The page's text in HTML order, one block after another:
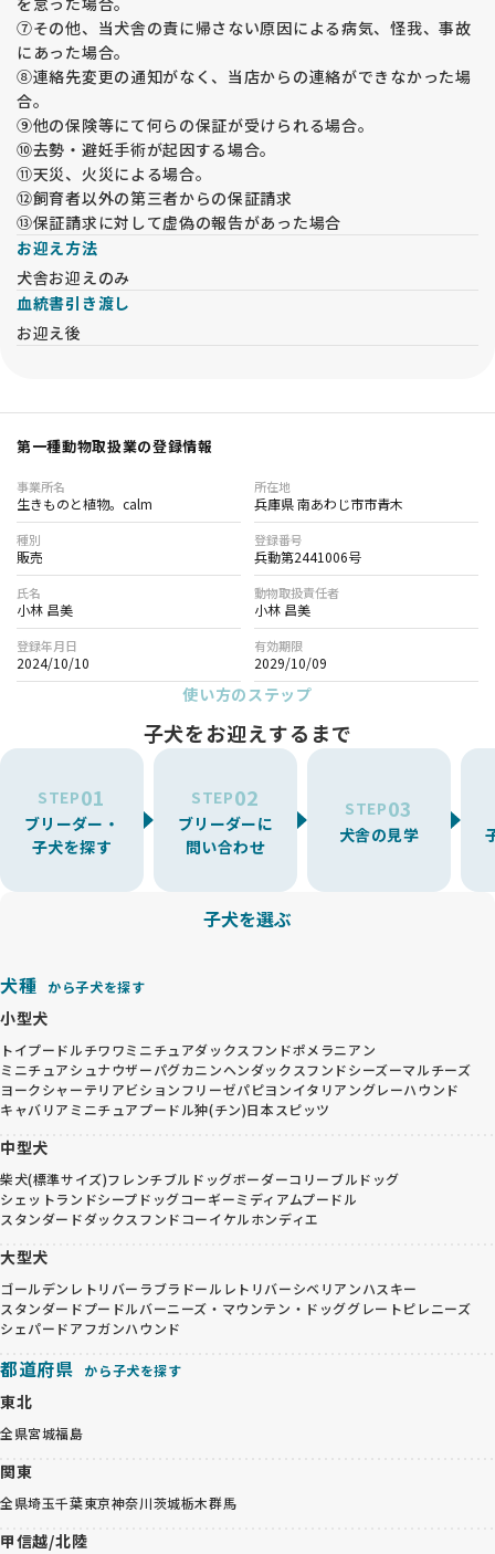
⑦その他、当犬舎の責に帰さない原因による病気、怪我、事故
にあった場合。
⑧連絡先変更の通知がなく、当店からの連絡ができなかった場
合。
⑨他の保険等にて何らの保証が受けられる場合。
⑩去勢・避妊手術が起因する場合。
⑪天災、火災による場合。
⑫飼育者以外の第三者からの保証請求
⑬保証請求に対して虚偽の報告があった場合
お迎え方法
犬舎お迎えのみ
血統書引き渡し
お迎え後
第一種動物取扱業の登録情報
事業所名
生きものと植物。calm
所在地
兵庫県 南あわじ市市青木
種別
販売
登録番号
兵動第2441006号
氏名
小林 昌美
動物取扱責任者
小林 昌美
登録年月日
2024/10/10
有効期限
2029/10/09
使い方のステップ
子犬をお迎えするまで
STEP01
ブリーダー・
子犬を探す
STEP02
ブリーダーに
問い合わせ
STEP03
犬舎の見学
子犬を選ぶ
犬種 から子犬を探す
小型犬
トイプードルチワワミニチュアダックスフンドポメラニアン
ミニチュアシュナウザーパグカニンヘンダックスフンドシーズーマルチーズ
ヨークシャーテリアビションフリーゼパピヨンイタリアングレーハウンド
キャバリア ミニチュアプードル狆(チン)日本スピッツ
中型犬
柴犬(標準サイズ)フレンチブルドッグボーダーコリーブルドッグ
シェットランドシープドッグコーギーミディアムプードル
スタンダードダックスフンドコーイケルホンディエ
大型犬
ゴールデンレトリバー ラブラドールレトリバーシベリアンハスキー
スタンダードプードルバーニーズ・マウンテン・ドッググレートピレニーズ
シェパードアフガンハウンド
都道府県 から子犬を探す
東北
全県宮城福島
関東
全県埼玉千葉東京神奈川茨城栃木群馬
甲信越/北陸